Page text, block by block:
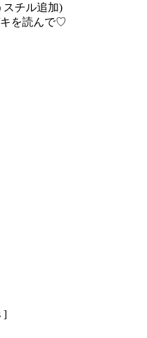
スチル追加)
を読んで♡
]